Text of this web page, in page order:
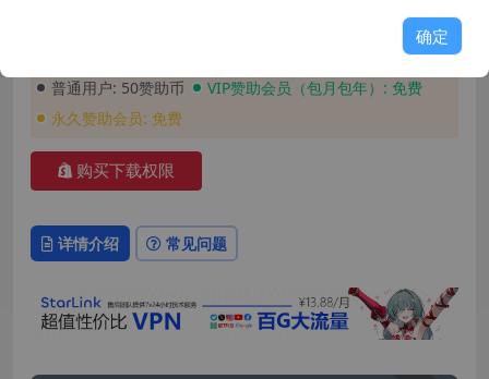
普通用户: 50赞助币 VIP赞助会员（包月包年）: 免费
永久赞助会员: 免费
购买下载权限
详情介绍 常见问题
确定